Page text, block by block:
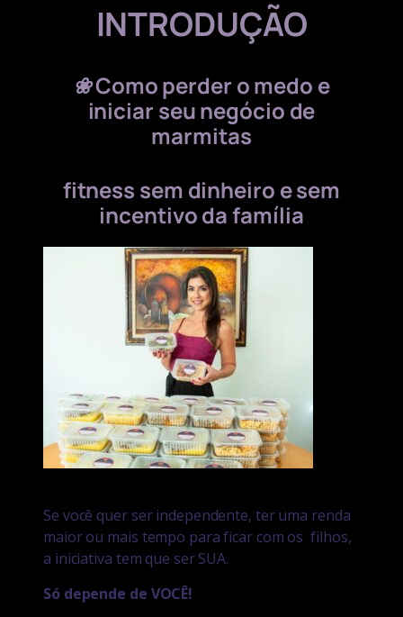
INTRODUÇÃO
❀Como perder o medo e
iniciar seu negócio de
marmitas
fitness sem dinheiro e sem
incentivo dafamília
Se você quer ser independente, ter uma renda
maior ou mais tempo para ficar com osfilhos,
a iniciativa tem que ser SUA.
Só depende de VOCÊ!